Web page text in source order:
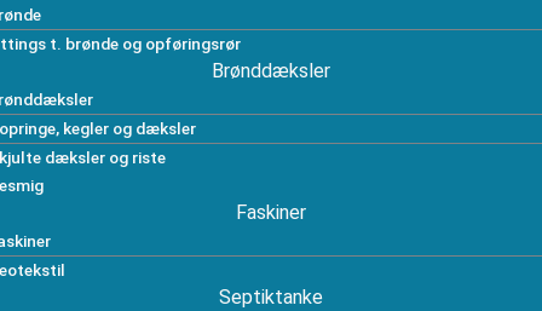
t. brønde og opføringsrør
Brønddæksler
kegler og dæksler
dæksler og riste
Faskiner
Septiktanke